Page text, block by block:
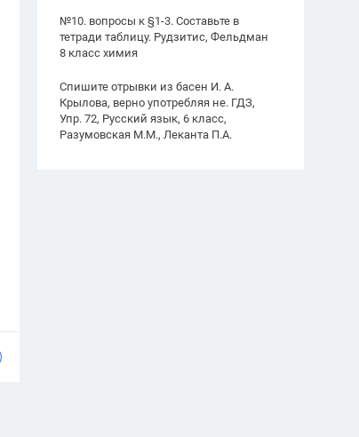
№10. вопросы к §1-3. Составьте в
тетради таблицу. Рудзитис, Фельдман
8 класс химия
Спишите отрывки из басен И. А.
Крылова, верно употребляя не. ГДЗ,
Упр. 72, Русский язык, 6 класс,
Разумовская М.М., Леканта П.А.